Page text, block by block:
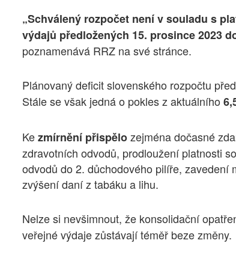
„Schválený rozpočet není v souladu s
výdajů předložených 15. prosince 2023
poznamenává RRZ na své stránce.
Plánovaný deficit slovenského rozpočtu
Stále se však jedná o pokles z aktuálního
Kezmírnění přispělozejména dočasné
zdravotních odvodů, prodloužení platnosti
odvodů do 2. důchodového pilíře,
zvýšení daní z tabáku a lihu.
Nelze si nevšimnout, že konsolidační
veřejné výdaje zůstávají téměř beze změny.